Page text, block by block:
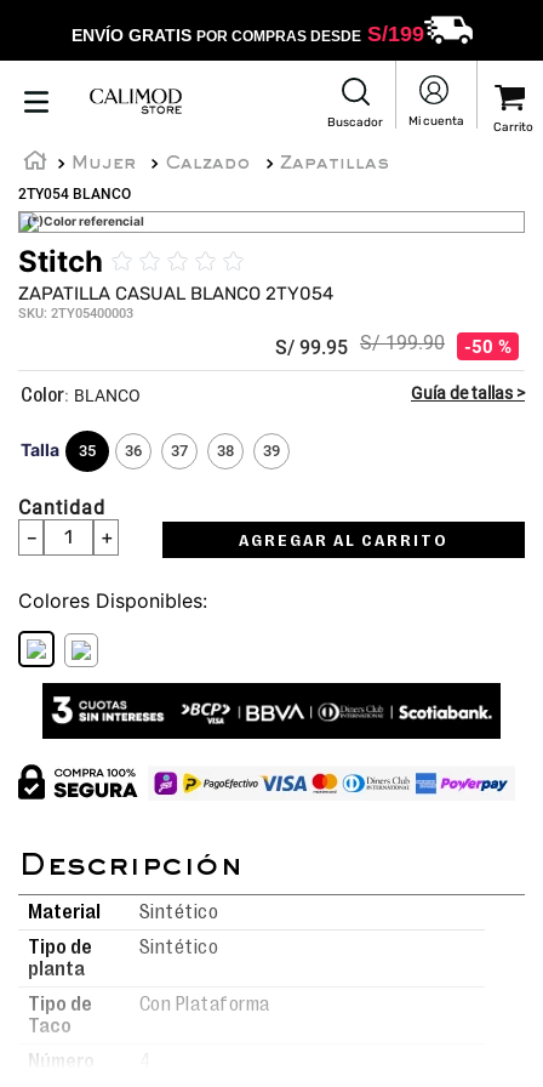
ENVÍO GRATIS POR COMPRAS DESDES/199
Mujer Calzado
Zapatillas
2TY054 BLANCO
(*)Color referencial
Stitch ☆ ☆ ☆ ☆ ☆
ZAPATILLA CASUAL BLANCO 2TY054
SKU: 2TY05400003
S/ 99.95 S/ 199.90 50 %
Talla 35 36 37 38 39
: BLANCO
Cantidad
＋
－ AGREGAR AL CARRITO
Colores
Material
Sintético
Tipo de
planta
Sintético
Tipo de
Taco
Con Plataforma
Número